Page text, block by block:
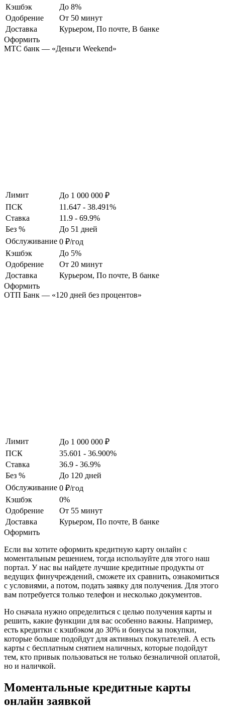
Кэшбэк
До 8%
Одобрение
От 50 минут
Доставка
Курьером, По почте, В банке
Оформить
МТС банк — «Деньги Weekend»
Лимит
До 1 000 000 ₽
ПСК
11.647 - 38.491%
Ставка
11.9 - 69.9%
Без %
До 51 дней
Обслуживание 0 ₽/год
Кэшбэк
До 5%
Одобрение
От 20 минут
Доставка
Курьером, По почте, В банке
Оформить
ОТП Банк — «120 дней без процентов»
Лимит
До 1 000 000 ₽
ПСК
35.601 - 36.900%
Ставка
36.9 - 36.9%
Без %
До 120 дней
Обслуживание 0 ₽/год
Кэшбэк
0%
Одобрение
От 55 минут
Доставка
Курьером, По почте, В банке
Оформить
Если вы хотите оформить кредитную карту онлайн с
моментальным решением, тогда используйте для этого наш
портал. У нас вы найдете лучшие кредитные продукты от
ведущих финучреждений, сможете их сравнить, ознакомиться
с условиями, а потом, подать заявку для получения. Для этого
вам потребуется только телефон и несколько документов.
Но сначала нужно определиться с целью получения карты и
решить, какие функции для вас особенно важны. Например,
есть кредитки с кэшбэком до 30% и бонусы за покупки,
которые больше подойдут для активных покупателей. А есть
карты с бесплатным снятием наличных, которые подойдут
тем, кто привык пользоваться не только безналичной оплатой,
но и наличкой.
Моментальные кредитные карты
онлайн заявкой